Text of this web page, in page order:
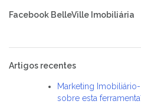
Facebook BelleVille Imobiliária
Artigos recentes
Marketing
sobre esta